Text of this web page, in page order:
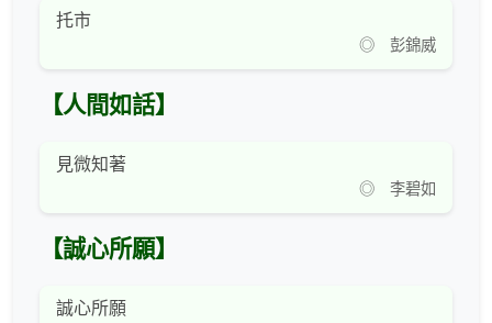
托市
◎ 彭錦威
【人間如話】
見微知著
◎ 李碧如
【誠心所願】
誠心所願